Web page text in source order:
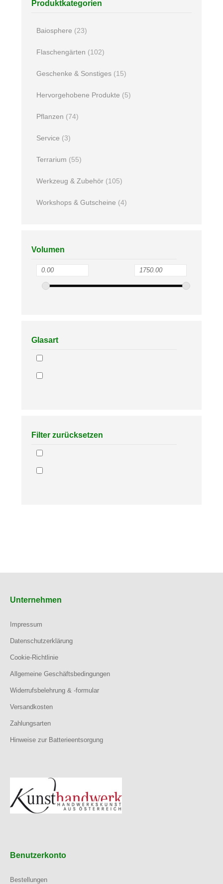
Produktkategorien
Baiosphere (23)
Flaschengärten (102)
Geschenke & Sonstiges (15)
Hervorgehobene Produkte (5)
Pflanzen (74)
Service (3)
Terrarium (55)
Werkzeug & Zubehör (105)
Workshops & Gutscheine (4)
Volumen
Glasart
Filter zurücksetzen
Unternehmen
Impressum
Datenschutzerklärung
Cookie-Richtlinie
Allgemeine Geschäftsbedingungen
Widerrufsbelehrung & -formular
Versandkosten
Zahlungsarten
Hinweise zur Batterieentsorgung
Benutzerkonto
Bestellungen